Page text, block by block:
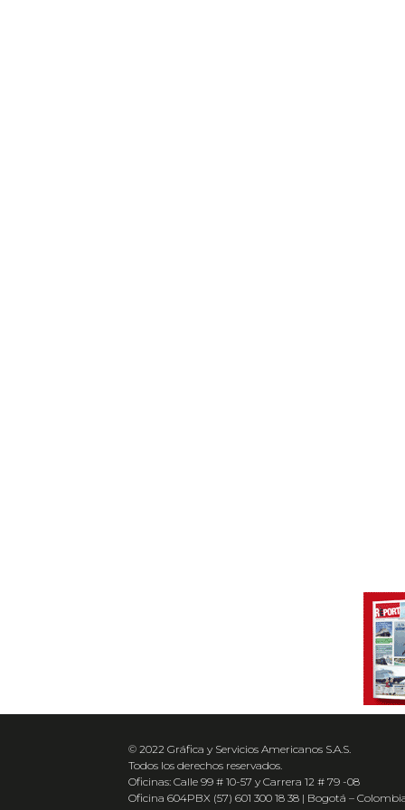
© 2022 Gráfica y Servicios Americanos S.A.S.
Todos los derechos reservados.
Oficinas: Calle 99 # 10-57 y Carrera 12 # 79 -08
Oficina 604PBX (57) 601 300 18 38 | Bogotá –